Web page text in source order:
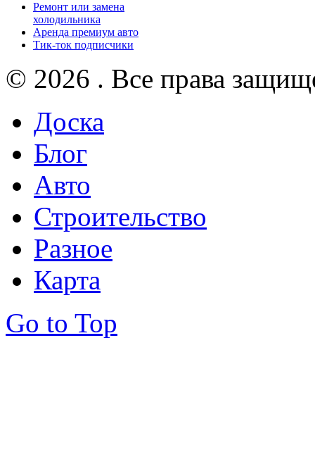
Ремонт или замена
холодильника
Аренда премиум авто
Тик-ток подписчики
© 2026 . Все права
Доска
Блог
Авто
Строительство
Разное
Карта
Go to Top